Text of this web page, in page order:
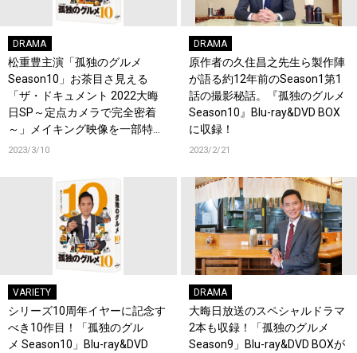
DRAMA
松重豊主演「孤独のグルメ
Season10」お茶目さ見える
「ザ・ドキュメント 2022大晦
日SP～定点カメラで完全密着
～」メイキング映像を一部特別
公開決定！10周年を祝うプレゼ
2023/3/10
DRAMA
原作者の久住昌之先生ら製作陣
が語る約12年前のSeason1第1
話の撮影秘話。『孤独のグルメ
Season10』Blu-ray&DVD BOX
に収録！
2023/2/21
VARIETY
シリーズ10周年イヤーに記念す
べき10作目！「孤独のグル
メ Season10」Blu-ray&DVD
DRAMA
大晦日放送のスペシャルドラマ
2本も収録！「孤独のグルメ
Season9」Blu-ray&DVD BOXが